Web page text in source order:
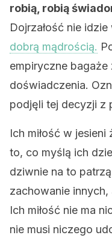
robią, robią
Dojrzałość nie
dobrą mądrością.
empiryczne
doświadczenia.
podjęli tej decyzji z
Ich miłość w
to, co myślą ich
dziwnie na to
zachowanie
Ich miłość nie ma
nie musi niczego